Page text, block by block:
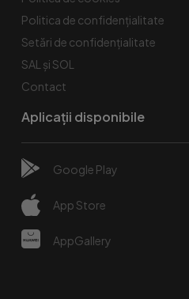
Politica de confidențialitate
Setări de confidențialitate
SAL și SOL
Contact
Aplicații disponibile
Google Play
App Store
AppGallery